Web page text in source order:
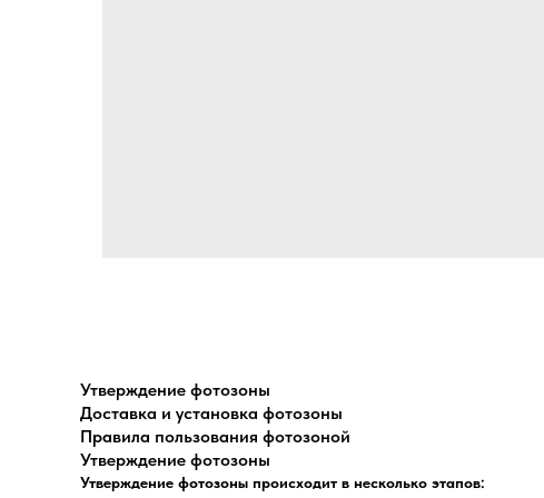
Утверждение фотозоны
Доставка и установка фотозоны
Правила пользования фотозоной
Утверждение фотозоны
Утверждение фотозоны происходит в несколько этапов: